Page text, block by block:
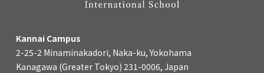
Kannai Campus
2-25-2 Minaminakadori, Naka-ku, Yokohama
Kanagawa (Greater Tokyo) 231-0006, Japan